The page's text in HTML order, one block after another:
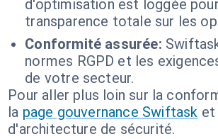
d'optimisation est loggée
transparence totale sur les
Conformité assurée:
normes RGPD et les
de votre secteur.
Pour aller plus loin sur la
la page gouvernance Swiftask et
d'architecture de sécurité.